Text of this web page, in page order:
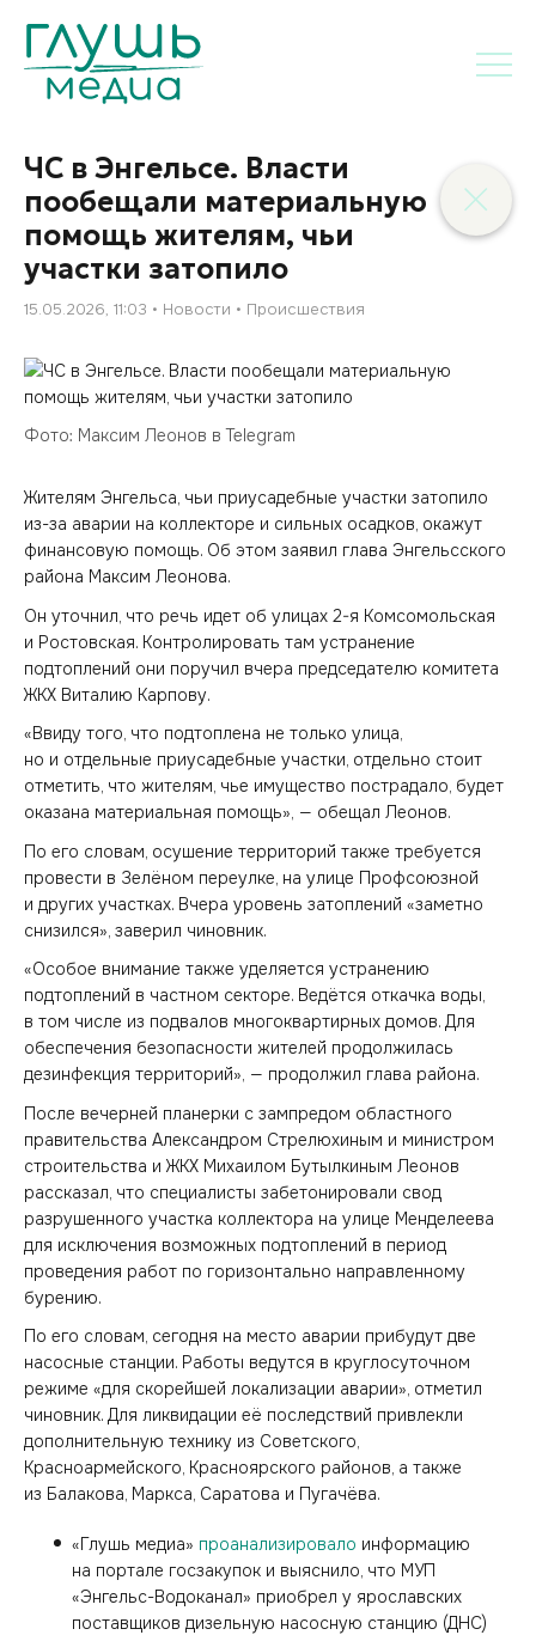
ЧС в Энгельсе. Власти
пообещали материальную
помощь жителям, чьи
участки затопило
15.05.2026, 11:03 Новости Происшествия
Фото: Максим Леонов в Telegram
Жителям Энгельса, чьи приусадебные участки затопило
из-за аварии на коллекторе и сильных осадков, окажут
финансовую помощь. Об этом заявил глава Энгельсского
района Максим Леонова.
Он уточнил, что речь идет об улицах 2-я Комсомольская
и Ростовская. Контролировать там устранение
подтоплений они поручил вчера председателю комитета
ЖКХ Виталию Карпову.
«Ввиду того, что подтоплена не только улица,
но и отдельные приусадебные участки, отдельно стоит
отметить, что жителям, чье имущество пострадало, будет
оказана материальная помощь», — обещал Леонов.
По его словам, осушение территорий также требуется
провести в Зелёном переулке, на улице Профсоюзной
и других участках. Вчера уровень затоплений «заметно
снизился», заверил чиновник.
«Особое внимание также уделяется устранению
подтоплений в частном секторе. Ведётся откачка воды,
в том числе из подвалов многоквартирных домов. Для
обеспечения безопасности жителей продолжилась
дезинфекция территорий», — продолжил глава района.
После вечерней планерки с зампредом областного
правительства Александром Стрелюхиным и министром
строительства и ЖКХ Михаилом Бутылкиным Леонов
рассказал, что специалисты забетонировали свод
разрушенного участка коллектора на улице Менделеева
для исключения возможных подтоплений в период
проведения работ по горизонтально направленному
бурению.
По его словам, сегодня на место аварии прибудут две
насосные станции. Работы ведутся в круглосуточном
режиме «для скорейшей локализации аварии», отметил
чиновник. Для ликвидации её последствий привлекли
дополнительную технику из Советского,
Красноармейского, Красноярского районов, а также
из Балакова, Маркса, Саратова и Пугачёва.
«Глушь медиа» проанализировало информацию
на портале госзакупок и выяснило, что МУП
«Энгельс-Водоканал» приобрел у ярославских
поставщиков дизельную насосную станцию (ДНС)